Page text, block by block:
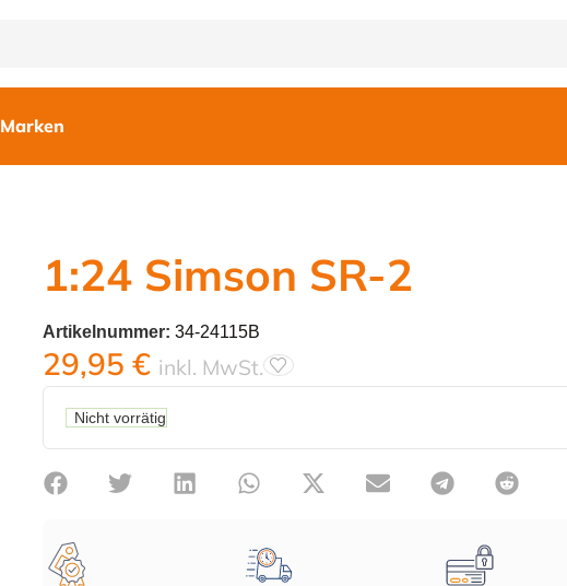
Marken
1:24 Simson SR-2
Artikelnummer: 34-24115B
29,95 € inkl. MwSt.
Nicht vorrätig